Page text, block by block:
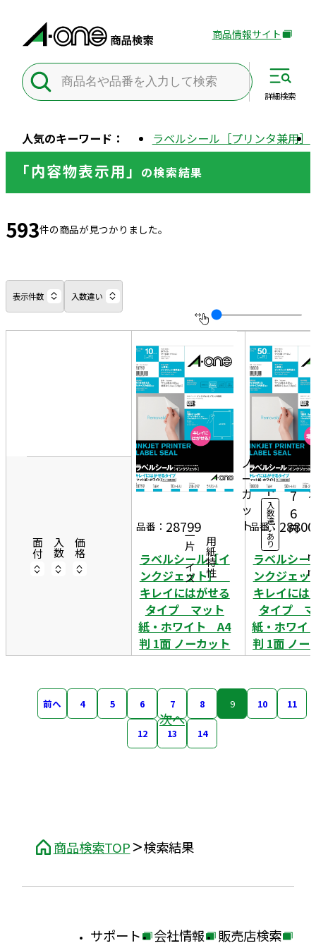
外
サ
別
ン
す
商品情報サイト
人気のキーワード： ラベルシール［プリンタ兼用］
詳細検索
商品検索TOP 検索結果
「内容物表示用」 の検索結果
593件の商品が見つかりました。
表示件数 入数違い
面付 入数 価格 一片サイズ用紙特性
品番： 28799
ラベルシール［イ
ンクジェット］
キレイにはがせる
タイプ マット
紙・ホワイト A4
判 1面 ノーカット
ノ
ー
カ
ッ
ト
10
シ
ー
ト
入
数
違
い
あ
り
1,
2
7
6
円
2
1
0
9
品番： 28800
ラベルシー
ンクジェ
キレイには
タイプ
紙・ホワ
判 1面 ノー
前へ 4 5 6 7 8 9 10 11
12 13 14
次へ
サポート 会社情報 販売店検索